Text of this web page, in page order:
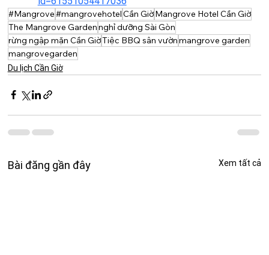
#Mangrove#mangrovehotelCần GiờMangrove Hotel Cần Giờ
The Mangrove Gardennghỉ dưỡng Sài Gòn
rừng ngập mặn Cần GiờTiệc BBQ sân vườnmangrove garden
mangrovegarden
Du lịch Cần Giờ
Bài đăng gần đây Xem tất cả